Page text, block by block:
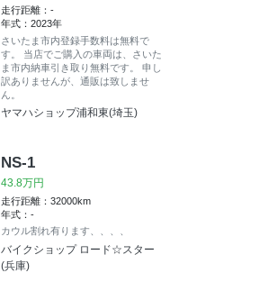
走行距離：-
年式：2023年
さいたま市内登録手数料は無料で
す。 当店でご購入の車両は、さいた
ま市内納車引き取り無料です。 申し
訳ありませんが、通販は致しませ
ん。
ヤマハショップ浦和東(埼玉)
NS-1
43.8万円
走行距離：32000km
年式：-
カウル割れ有ります、、、、
バイクショップ ロード☆スター
(兵庫)